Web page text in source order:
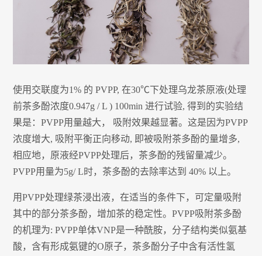
使用交联度为1% 的 PVPP, 在30℃下处理乌龙茶原液(处理
前茶多酚浓度0.947g / L ) 100min 进行试验, 得到的实验结
果是：PVPP用量越大， 吸附效果越显著。这是因为PVPP
浓度增大, 吸附平衡正向移动, 即被吸附茶多酚的量增多,
相应地，原液经PVPP处理后，茶多酚的残留量减少。
PVPP用量为5g/ L时，茶多酚的去除率达到 40% 以上。
用PVPP处理绿茶浸出液，在适当的条件下，可定量吸附
其中的部分茶多酚，增加茶的稳定性。PVPP吸附茶多酚
的机理为: PVPP单体VNP是一种酰胺，分子结构类似氨基
酸，含有形成氨键的O原子，茶多酚分子中含有活性氢